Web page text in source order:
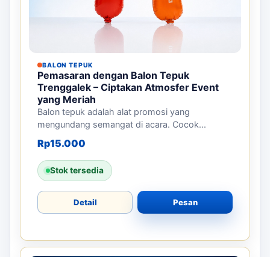
BALON TEPUK
Pemasaran dengan Balon Tepuk
Trenggalek – Ciptakan Atmosfer Event
yang Meriah
Balon tepuk adalah alat promosi yang
mengundang semangat di acara. Cocok...
Rp15.000
Stok tersedia
Detail Pesan